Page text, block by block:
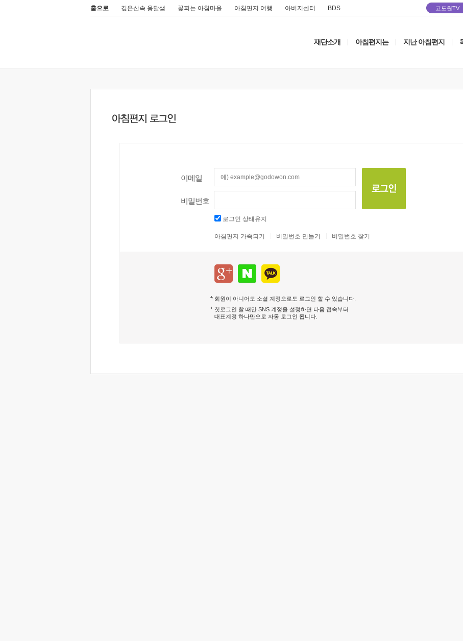
홈으로 깊은산속 옹달샘 꽃피는 아침마을 아침편지 여행 아버지센터 BDS 고도원TV
재단소개 아침편지는 지난 아침편지
이메일
비밀번호
로그인 상태유지
아침편지 가족되기 비밀번호 만들기 비밀번호 찾기
회원이 아니어도 소셜 계정으로도 로그인 할 수 있습니다.
첫로그인 할 때만 SNS 계정을 설정하면 다음 접속부터
대표계정 하나만으로 자동 로그인 됩니다